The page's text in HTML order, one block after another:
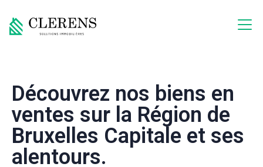
Découvrez nos biens en
ventes sur la Région de
Bruxelles Capitale et ses
alentours.